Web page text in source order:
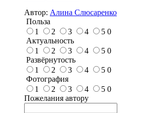
Автор: Алина Слюсаренко
Польза
1
2 3 4 5 0
Актуальность
1
2 3 4 5 0
Развёрнутость
1
2 3 4 5 0
Фотография
1
2 3 4 5 0
Пожелания автору